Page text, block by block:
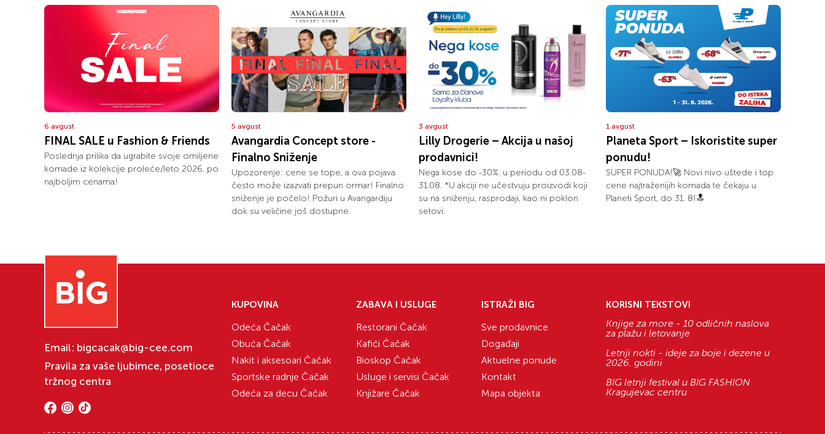
6 avgust
FINAL SALE u Fashion & Friends
Poslednja prilika da ugrabite svoje omiljene
komade iz kolekcije proleće/leto 2026. po
najboljim cenama!
5 avgust
Avangardia Concept store -
Finalno Sniženje
Upozorenje: cene se tope, a ova pojava
često može izazvati prepun ormar! Finalno
sniženje je počelo! Požuri u Avangardiju
dok su veličine još dostupne.
3 avgust
Lilly Drogerie – Akcija u našoj
prodavnici!
Nega kose do -30%. u periodu od 03.08-
31.08. *U akciji ne učestvuju proizvodi koji
su na sniženju, rasprodaji, kao ni poklon
setovi.
1 avgust
Planeta Sport – Iskoristite super
ponudu!
SUPER PONUDA!🚀 Novi nivo uštede i top
cene najtraženijih komada te čekaju u
Planeti Sport, do 31. 8!🔝
Email: bigcacak@big-cee.com
Pravila za vaše ljubimce, posetioce
tržnog centra
KUPOVINA
Odeća Čačak
Obuća Čačak
Nakit i aksesoari Čačak
Sportske radnje Čačak
Odeća za decu Čačak
ZABAVA I USLUGE
Restorani Čačak
Kafići Čačak
Bioskop Čačak
Usluge i servisi Čačak
Knjižare Čačak
ISTRAŽI BIG
Sve prodavnice
Događaji
Aktuelne ponude
Kontakt
Mapa objekta
KORISNI TEKSTOVI
Knjige za more - 10 odličnih naslova
za plažu i letovanje
Letnji nokti - ideje za boje i dezene u
2026. godini
BIG letnji festival u BIG FASHION
Kragujevac centru